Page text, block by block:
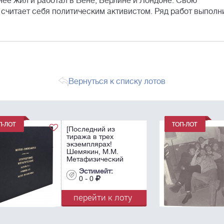
себя политическим активистом. Ряд работ
Вернуться к списку лотов
Виктор Пивоваров,
Николай Попов, Илья
Кабаков, Ирина
Пивоварова, жена
Кабакова, Марианна
Ребиндер. 1966.
Янкилевский. ...
перейти к лоту